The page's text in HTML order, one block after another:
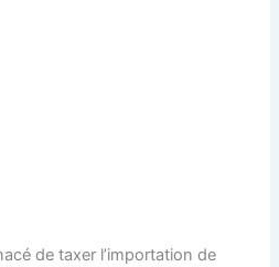
de taxer l’importation de